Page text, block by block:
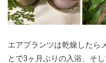
エアプランツは乾燥したら
とで3ヶ月ぶりの入浴、そ